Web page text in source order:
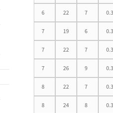
6 22 7 0.3
7 19 6 0.3
7 22 7 0.3
7 26 9 0.3
8 22 7 0.3
8 24 8 0.3